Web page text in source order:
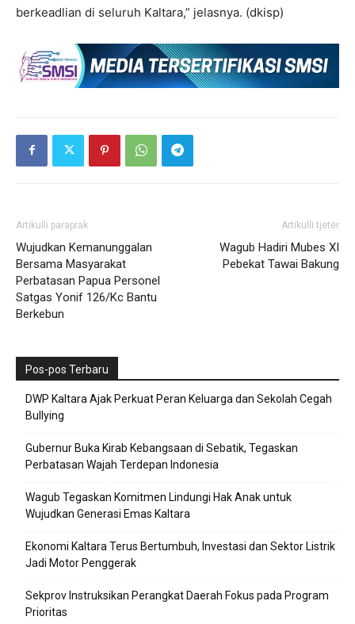
berkeadlian di seluruh Kaltara,” jelasnya. (dkisp)
Artikulli paraprak
Wujudkan Kemanunggalan
Bersama Masyarakat
Perbatasan Papua Personel
Satgas Yonif 126/Kc Bantu
Berkebun
Artikulli tjetër
Wagub Hadiri Mubes XI
Pebekat Tawai Bakung
Pos-pos Terbaru
DWP Kaltara Ajak Perkuat Peran Keluarga dan Sekolah Cegah
Bullying
Gubernur Buka Kirab Kebangsaan di Sebatik, Tegaskan
Perbatasan Wajah Terdepan Indonesia
Wagub Tegaskan Komitmen Lindungi Hak Anak untuk
Wujudkan Generasi Emas Kaltara
Ekonomi Kaltara Terus Bertumbuh, Investasi dan Sektor Listrik
Jadi Motor Penggerak
Sekprov Instruksikan Perangkat Daerah Fokus pada Program
Prioritas